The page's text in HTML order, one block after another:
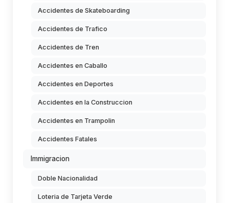
Accidentes de Skateboarding
Accidentes de Trafico
Accidentes de Tren
Accidentes en Caballo
Accidentes en Deportes
Accidentes en la Construccion
Accidentes en Trampolin
Accidentes Fatales
Immigracion
Doble Nacionalidad
Loteria de Tarjeta Verde